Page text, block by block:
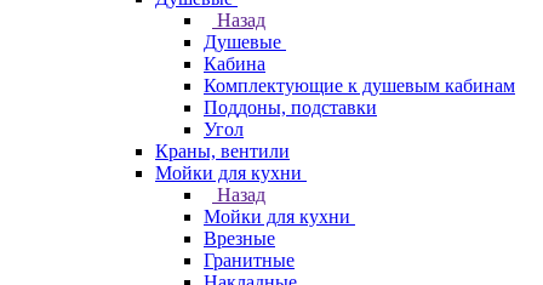
Назад
Душевые
Кабина
Комплектующие к душевым кабинам
Поддоны, подставки
Угол
Краны, вентили
Мойки для кухни
Назад
Мойки для кухни
Врезные
Гранитные